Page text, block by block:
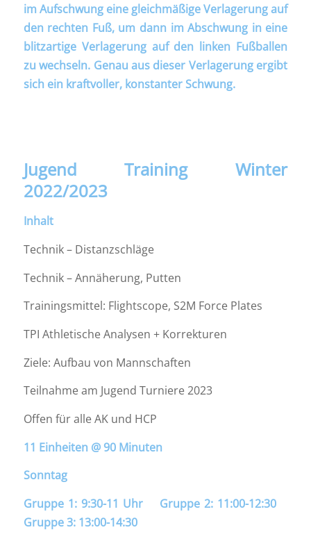
im Aufschwung eine gleichmäßige Verlagerung auf
den rechten Fuß, um dann im Abschwung in eine
blitzartige Verlagerung auf den linken Fußballen
zu wechseln. Genau aus dieser Verlagerung ergibt
sich ein kraftvoller, konstanter Schwung.
Jugend Training Winter
2022/2023
Inhalt
Technik – Distanzschläge
Technik – Annäherung, Putten
Trainingsmittel: Flightscope, S2M Force Plates
TPI Athletische Analysen + Korrekturen
Ziele: Aufbau von Mannschaften
Teilnahme am Jugend Turniere 2023
Offen für alle AK und HCP
11 Einheiten @ 90 Minuten
Sonntag
Gruppe 1: 9:30-11 Uhr Gruppe 2: 11:00-12:30
Gruppe 3: 13:00-14:30